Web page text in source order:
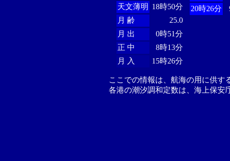
天文薄明 18時50分
月 齢
25.0
月 出
0時51分
正 中
8時13分
月 入
15時26分
20時26分
ここでの情報は、航海の用に供す
各港の潮汐調和定数は、海上保安